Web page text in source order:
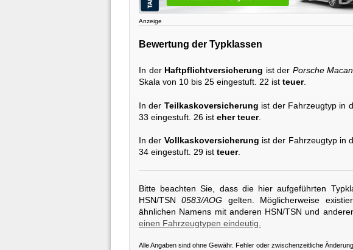
Anzeige
Bewertung der Typklassen
In der Haftpflichtversicherung ist der Porsche Macan
Skala von 10 bis 25 eingestuft. 22 ist teuer.
In der Teilkaskoversicherung ist der Fahrzeugtyp in
33 eingestuft. 26 ist eher teuer.
In der Vollkaskoversicherung ist der Fahrzeugtyp in
34 eingestuft. 29 ist teuer.
Bitte beachten Sie, dass die hier aufgeführten
HSN/TSN0583/AOG gelten. Möglicherweise
ähnlichen Namens mit anderen HSN/TSN und
einen Fahrzeugtypen eindeutig.
Alle Angaben sind ohne Gewähr. Fehler oder zwischenzeitliche